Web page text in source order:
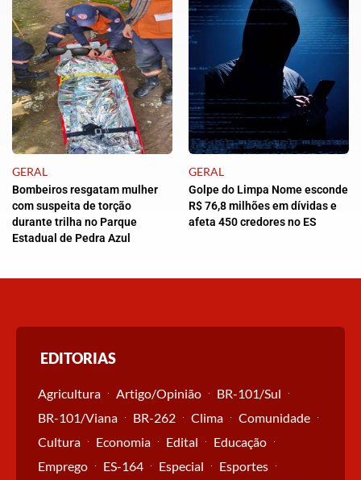
GERAL
Bombeiros resgatam mulher
com suspeita de torção
durante trilha no Parque
Estadual de Pedra Azul
GERAL
Golpe do Limpa Nome esconde
R$ 76,8 milhões em dívidas e
afeta 450 credores no ES
EDITORIAS
Agricultura Artigo/Opinião
BR-101/Sul
BR-101/Viana
BR-262 Clima
Comunidade
Cultura
Economia Edital
Educação
Emprego
ES-164 Especial
Esportes